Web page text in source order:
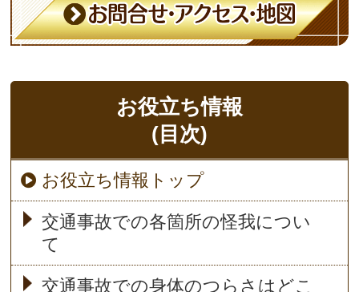
お役立ち情報
(目次)
お役立ち情報トップ
交通事故での各箇所の怪我につい
て
交通事故での身体のつらさはどこ